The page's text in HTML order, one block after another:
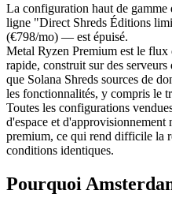
La configuration haut de
ligne "Direct Shreds Éditions
(€798/mo) — est épuisé.
Metal Ryzen Premium est le flux
rapide, construit sur des serveurs
que Solana Shreds sources de
les fonctionnalités, y compris le
Toutes les configurations
d'espace et d'approvisionnement
premium, ce qui rend difficile la
conditions identiques.
Pourquoi